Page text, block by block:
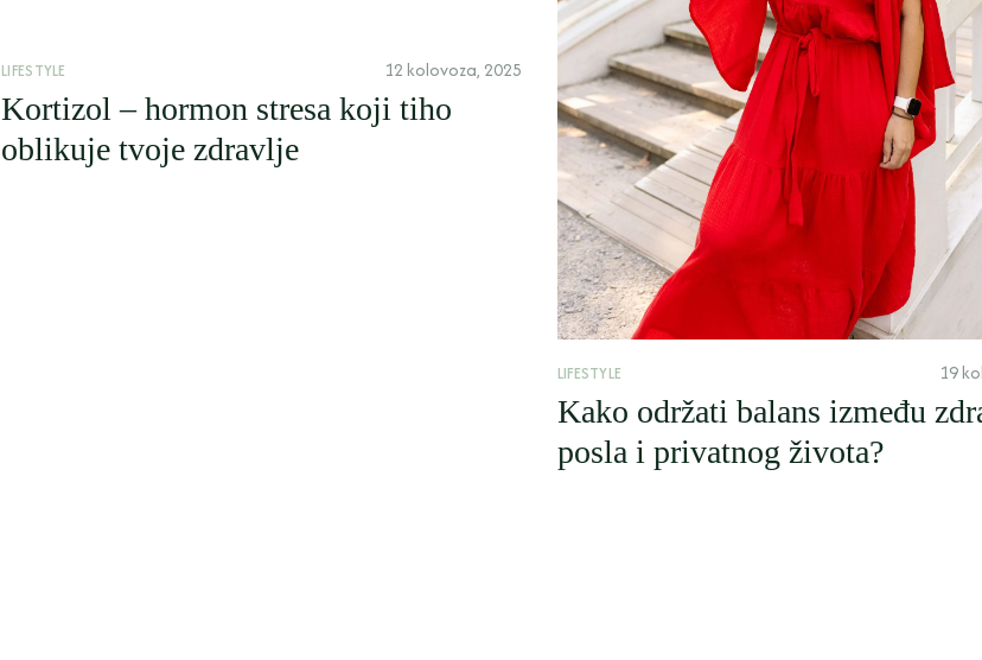
LIFESTYLE 19
Kako održati balans između
posla i privatnog života?
LIFESTYLE 12 kolovoza, 2025
Kortizol – hormon stresa koji tiho
oblikuje tvoje zdravlje